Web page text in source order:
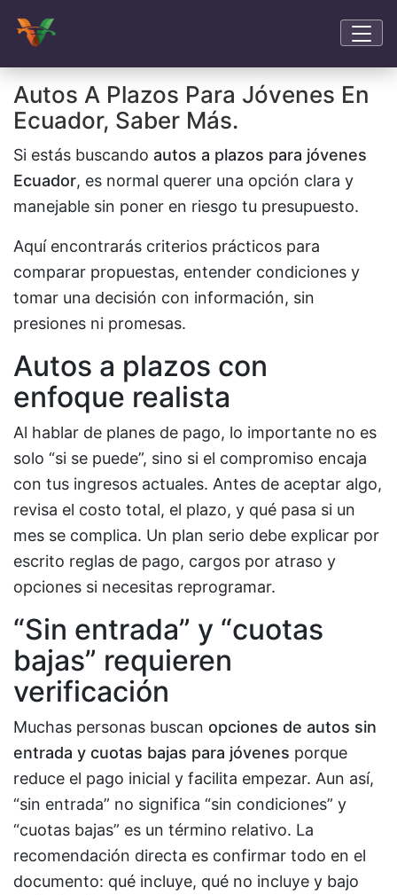
Autos A Plazos Para Jóvenes En
Ecuador, Saber Más.
Si estás buscando autos a plazos para jóvenes
Ecuador, es normal querer una opción clara y
manejable sin poner en riesgo tu presupuesto.
Aquí encontrarás criterios prácticos para
comparar propuestas, entender condiciones y
tomar una decisión con información, sin
presiones ni promesas.
Autos a plazos con
enfoque realista
Al hablar de planes de pago, lo importante no es
solo “si se puede”, sino si el compromiso encaja
con tus ingresos actuales. Antes de aceptar algo,
revisa el costo total, el plazo, y qué pasa si un
mes se complica. Un plan serio debe explicar por
escrito reglas de pago, cargos por atraso y
opciones si necesitas reprogramar.
“Sin entrada” y “cuotas
bajas” requieren
verificación
Muchas personas buscan opciones de autos sin
entrada y cuotas bajas para jóvenes porque
reduce el pago inicial y facilita empezar. Aun así,
“sin entrada” no significa “sin condiciones” y
“cuotas bajas” es un término relativo. La
recomendación directa es confirmar todo en el
documento: qué incluye, qué no incluye y bajo